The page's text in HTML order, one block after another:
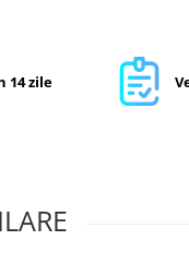
14 zile